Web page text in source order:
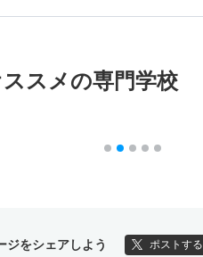
スメの専門学校
ジをシェアしよう ポストする